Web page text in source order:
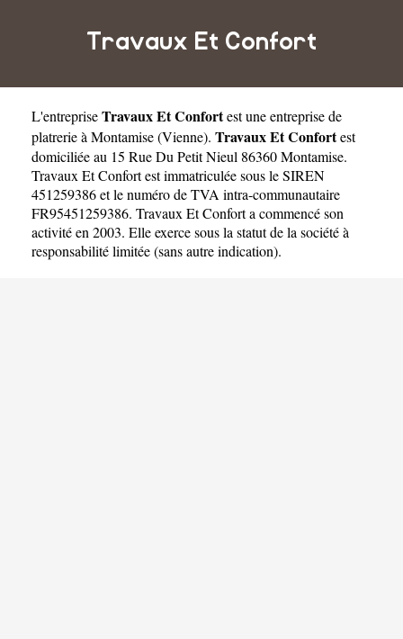
Travaux Et Confort
L'entrepriseTravaux Et Confortest uneentreprise de
platrerie à Montamise(Vienne). Travaux Et Confortest
domiciliée au 15 Rue Du Petit Nieul 86360 Montamise.
Travaux Et Confort est immatriculée sous le SIREN
451259386 et le numéro de TVA intra-communautaire
FR95451259386. Travaux Et Confort a commencé son
activité en 2003. Elle exerce sous la statut de la société à
responsabilité limitée (sans autre indication).